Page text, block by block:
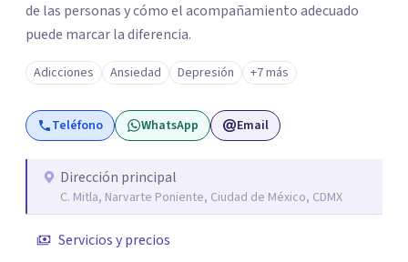
de las personas y cómo el acompañamiento adecuado
puede marcar la diferencia.
Adicciones Ansiedad Depresión +7 más
Teléfono WhatsApp Email
Dirección principal
C. Mitla, Narvarte Poniente, Ciudad de México, CDMX
Servicios y precios